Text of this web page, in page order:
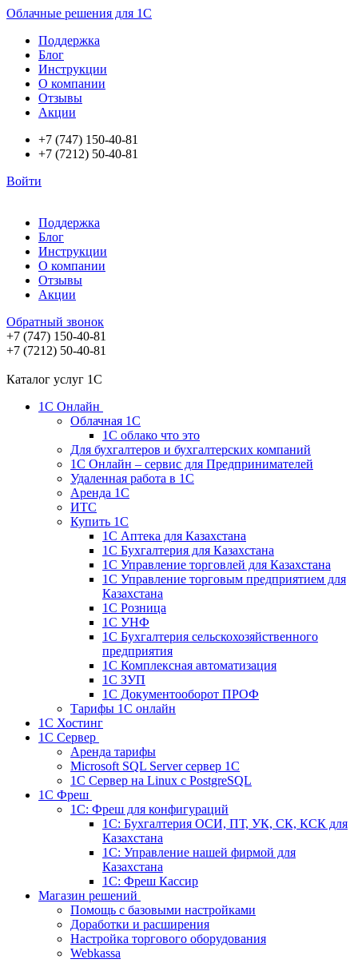
Облачные решения для 1С
Поддержка
Блог
Инструкции
О компании
Отзывы
Акции
+7 (747) 150-40-81
+7 (7212) 50-40-81
Войти
Поддержка
Блог
Инструкции
О компании
Отзывы
Акции
Обратный звонок
+7 (747) 150-40-81
+7 (7212) 50-40-81
Каталог услуг 1С
1С Онлайн
Облачная 1С
1C облако что это
Для бухгалтеров и бухгалтерских компаний
1C Онлайн – сервис для Предпринимателей
Удаленная работа в 1С
Аренда 1С
ИТС
Купить 1С
1С Аптека для Казахстана
1С Бухгалтерия для Казахстана
1С Управление торговлей для Казахстана
1С Управление торговым предприятием для
Казахстана
1С Розница
1С УНФ
1С Бухгалтерия сельскохозяйственного
предприятия
1С Комплексная автоматизация
1С ЗУП
1С Документооборот ПРОФ
Тарифы 1С онлайн
1С Хостинг
1С Сервер
Аренда тарифы
Microsoft SQL Server сервер 1С
1С Сервер на Linux c PostgreSQL
1С Фреш
1С: Фреш для конфигураций
1С: Бухгалтерия ОСИ, ПТ, УК, СК, КСК для
Казахстана
1С: Управление нашей фирмой для
Казахстана
1С: Фреш Кассир
Магазин решений
Помощь с базовыми настройками
Доработки и расширения
Настройка торгового оборудования
Webkassa